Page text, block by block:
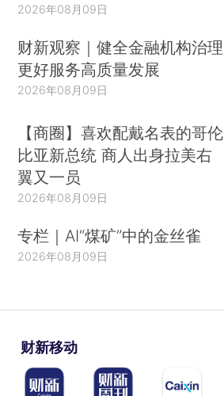
2026年08月09日
财新观察｜健全金融机构治理
更好服务高质量发展
2026年08月09日
【商圈】喜欢配戴名表的哥伦
比亚新总统 商人出身拉美右
翼又一员
2026年08月09日
专栏｜AI“煤矿”中的金丝雀
2026年08月09日
财新移动